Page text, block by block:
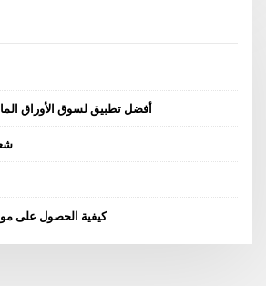
أفضل تطبيق لسوق الأوراق
كيفية الحصول على